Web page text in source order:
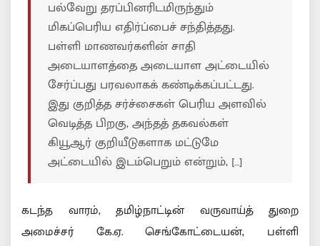
பல்வேறு தரப்பினரிடமிருந்தும்
மிகப்பெரிய எதிர்ப்பைச் சந்தித்தது.
பள்ளி மாணவர்களின் சாதி
அடையாளத்தை அடையாள அட்டையில்
சேர்ப்பது பரவலாகக் கண்டிக்கப்பட்டது.
இது குறித்த சர்ச்சைகள் பெரிய அளவில்
வெடித்த பிறகு, அந்தத் தகவல்கள்
கியூஆர் குறியீடுகளாக மட்டுமே
அட்டையில் இடம்பெறும் என்றும், […]
கடந்த வாரம், தமிழ்நாட்டின் வருவாய்த் துறை
அமைச்சர் கே.ஏ. செங்கோட்டையன், பள்ளி